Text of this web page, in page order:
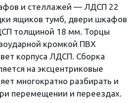
и стеллажей — ЛДСП 22
ящиков тумб, двери шкафов
толщиной 18 мм. Торцы
кромкой ПВХ
корпуса ЛДСП. Сборка
на эксцентриковые
многократно разбирать и
перемещении и переездах.